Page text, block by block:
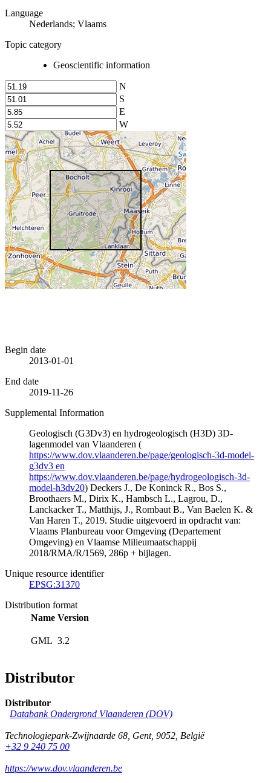
Language
Nederlands; Vlaams
Topic category
Geoscientific information
N
S
E
W
Begin date
2013-01-01
End date
2019-11-26
Supplemental Information
Geologisch (G3Dv3) en hydrogeologisch (H3D) 3D-
lagenmodel van Vlaanderen (
https://www.dov.vlaanderen.be/page/geologisch-3d-model-
g3dv3 en
https://www.dov.vlaanderen.be/page/hydrogeologisch-3d-
model-h3dv20) Deckers J., De Koninck R., Bos S.,
Broothaers M., Dirix K., Hambsch L., Lagrou, D.,
Lanckacker T., Matthijs, J., Rombaut B., Van Baelen K. &
Van Haren T., 2019. Studie uitgevoerd in opdracht van:
Vlaams Planbureau voor Omgeving (Departement
Omgeving) en Vlaamse Milieumaatschappij
2018/RMA/R/1569, 286p + bijlagen.
Unique resource identifier
EPSG:31370
Distribution format
Name Version
GML 3.2
Distributor
Distributor
Databank Ondergrond Vlaanderen (DOV)
Technologiepark-Zwijnaarde 68, Gent, 9052, België
+32 9 240 75 00
https://www.dov.vlaanderen.be